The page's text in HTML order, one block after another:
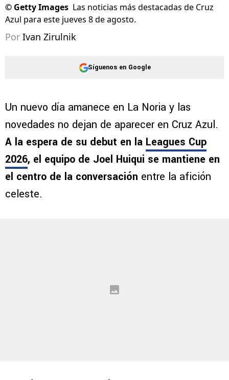
© Getty Images Las noticias más destacadas de Cruz
Azul para este jueves 8 de agosto.
Por Ivan Zirulnik
Síguenos en Google
Un nuevo día amanece en La Noria y las
novedades no dejan de aparecer en Cruz Azul.
A la espera de su debut en la Leagues Cup
2026, el equipo de Joel Huiqui se mantiene en
el centro de la conversación entre la afición
celeste.